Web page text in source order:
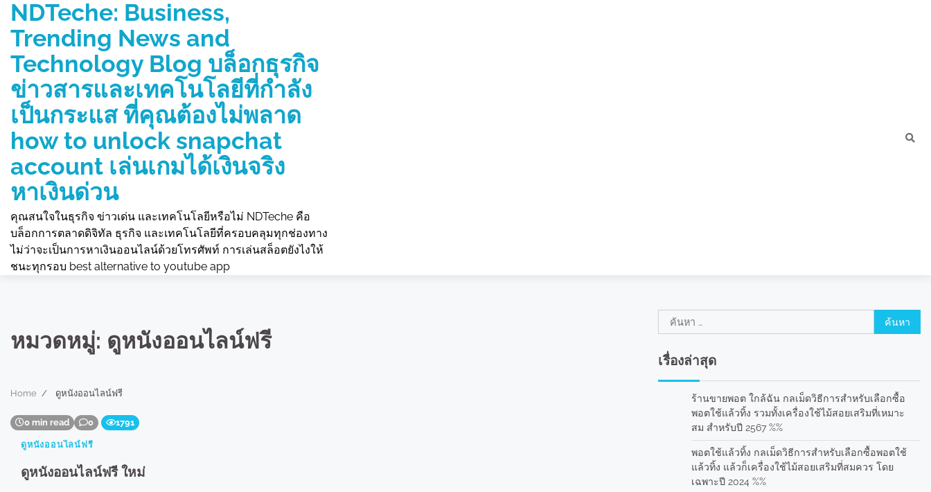
Skip
content
NDTeche: Business,
Trending News and
Technology Blog บล็อกธุรกิจ
ข่าวสารและเทคโนโลยีที่กำลัง
เป็นกระแส ที่คุณต้องไม่พลาด
how to unlock snapchat
account เล่นเกมได้เงินจริง
หาเงินด่วน
คุณสนใจในธุรกิจ ข่าวเด่น และเทคโนโลยีหรือไม่ NDTeche คือ
บล็อกการตลาดดิจิทัล ธุรกิจ และเทคโนโลยีที่ครอบคลุมทุกช่องทาง
ไม่ว่าจะเป็นการหาเงินออนไลน์ด้วยโทรศัพท์ การเล่นสล็อตยังไงให้
ชนะทุกรอบ best alternative to youtube app
หมวดหมู่: ดูหนังออนไลน์ฟรี
Home ดูหนังออนไลน์ฟรี
0 min read 0 1791
ดูหนังออนไลน์ฟรี
ดูหนังออนไลน์ฟรี ใหม่
ค้นหา
สำหรับ:
เรื่องล่าสุด
ร้านขายพอต ใกล้ฉัน กลเม็ดวิธีการสำหรับเลือกซื้อ
พอตใช้แล้วทิ้ง รวมทั้งเครื่องใช้ไม้สอยเสริมที่เหมาะ
สม สำหรับปี 2567 %%
พอตใช้แล้วทิ้ง กลเม็ดวิธีการสำหรับเลือกซื้อพอตใช้
แล้วทิ้ง แล้วก็เครื่องใช้ไม้สอยเสริมที่สมควร โดย
เฉพาะปี 2024 %%